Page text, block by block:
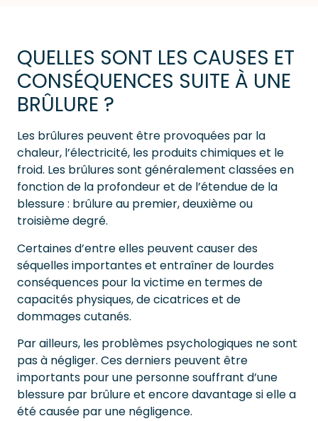
QUELLES SONT LES CAUSES ET
CONSÉQUENCES SUITE À UNE
BRÛLURE ?
Les brûlures peuvent être provoquées par la
chaleur, l’électricité, les produits chimiques et le
froid. Les brûlures sont généralement classées en
fonction de la profondeur et de l’étendue de la
blessure : brûlure au premier, deuxième ou
troisième degré.
Certaines d’entre elles peuvent causer des
séquelles importantes et entraîner de lourdes
conséquences pour la victime en termes de
capacités physiques, de cicatrices et de
dommages cutanés.
Par ailleurs, les problèmes psychologiques ne sont
pas à négliger. Ces derniers peuvent être
importants pour une personne souffrant d’une
blessure par brûlure et encore davantage si elle a
été causée par une négligence.